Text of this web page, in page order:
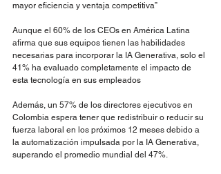
mayor eficiencia y ventaja competitiva”
Aunque el 60% de los CEOs en América Latina
afirma que sus equipos tienen las habilidades
necesarias para incorporar la IA Generativa, solo el
41% ha evaluado completamente el impacto de
esta tecnología en sus empleados
Además, un 57% de los directores ejecutivos en
Colombia espera tener que redistribuir o reducir su
fuerza laboral en los próximos 12 meses debido a
la automatización impulsada por la IA Generativa,
superando el promedio mundial del 47%.